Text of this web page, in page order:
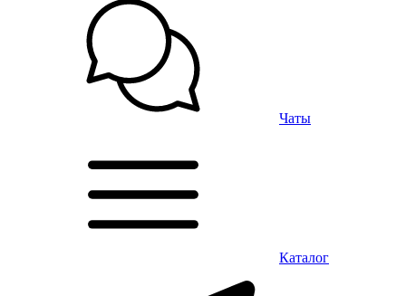
Чаты
Каталог